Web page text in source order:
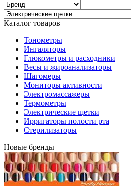
Каталог товаров
Тонометры
Ингаляторы
Глюкометры и расходники
Весы и жироанализаторы
Шагомеры
Мониторы активности
Электромассажеры
Термометры
Электрические щетки
Ирригаторы полости рта
Стерилизаторы
Новые бренды